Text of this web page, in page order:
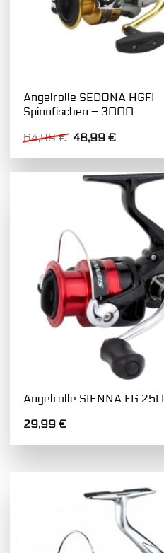
Angelrolle SEDONA HGFI
Spinnfischen – 3000
64,99€ Ursprünglicher
Preis
war:
48,99€Aktueller
ist:
Angelrolle SIENNA FG
29,99€